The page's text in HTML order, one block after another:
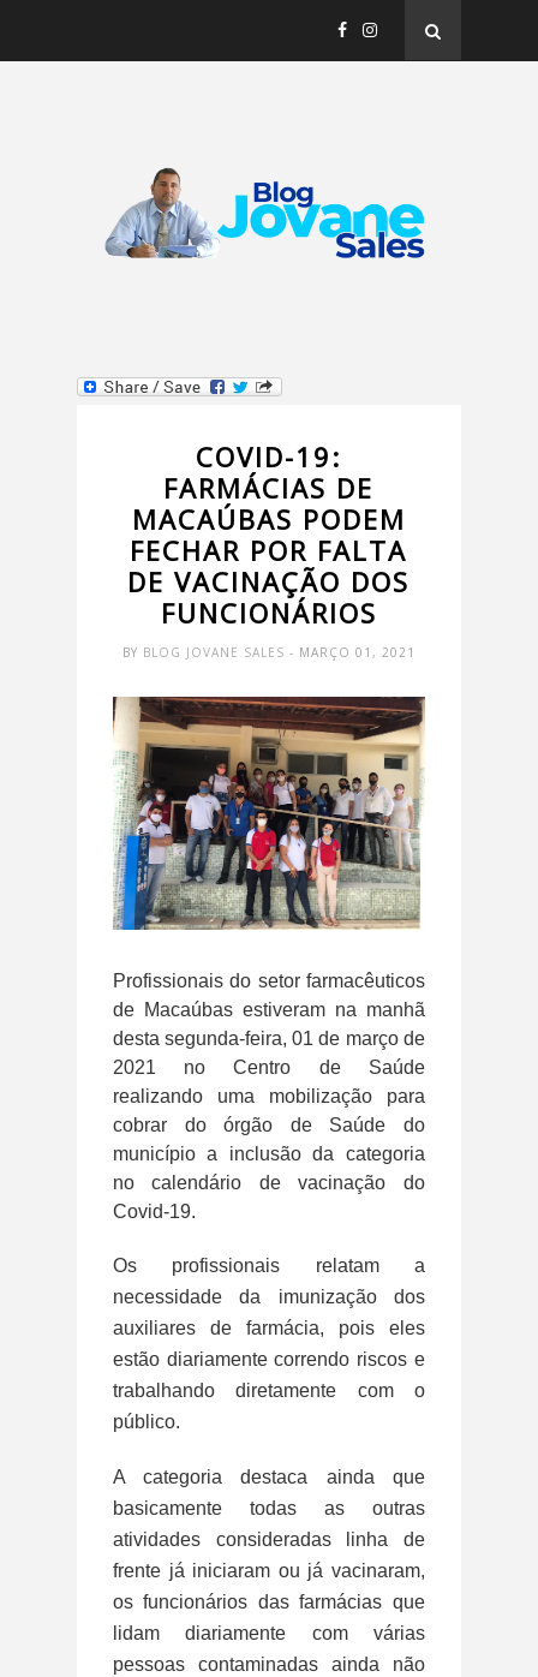
COVID-19:
FARMÁCIAS DE
MACAÚBAS PODEM
FECHAR POR FALTA
DE VACINAÇÃO DOS
FUNCIONÁRIOS
BY BLOG JOVANE SALES - MARÇO 01, 2021
Profissionais do setor farmacêuticos
de Macaúbas estiveram na manhã
desta segunda-feira, 01 de março de
2021 no Centro de Saúde
realizando uma mobilização para
cobrar do órgão de Saúde do
município a inclusão da categoria
no calendário de vacinação do
Covid-19.
Os profissionais relatam a
necessidade da imunização dos
auxiliares de farmácia, pois eles
estão diariamente correndo riscos e
trabalhando diretamente com o
público.
A categoria destaca ainda que
basicamente todas as outras
atividades consideradas linha de
frente já iniciaram ou já vacinaram,
os funcionários das farmácias que
lidam diariamente com várias
pessoas contaminadas ainda não